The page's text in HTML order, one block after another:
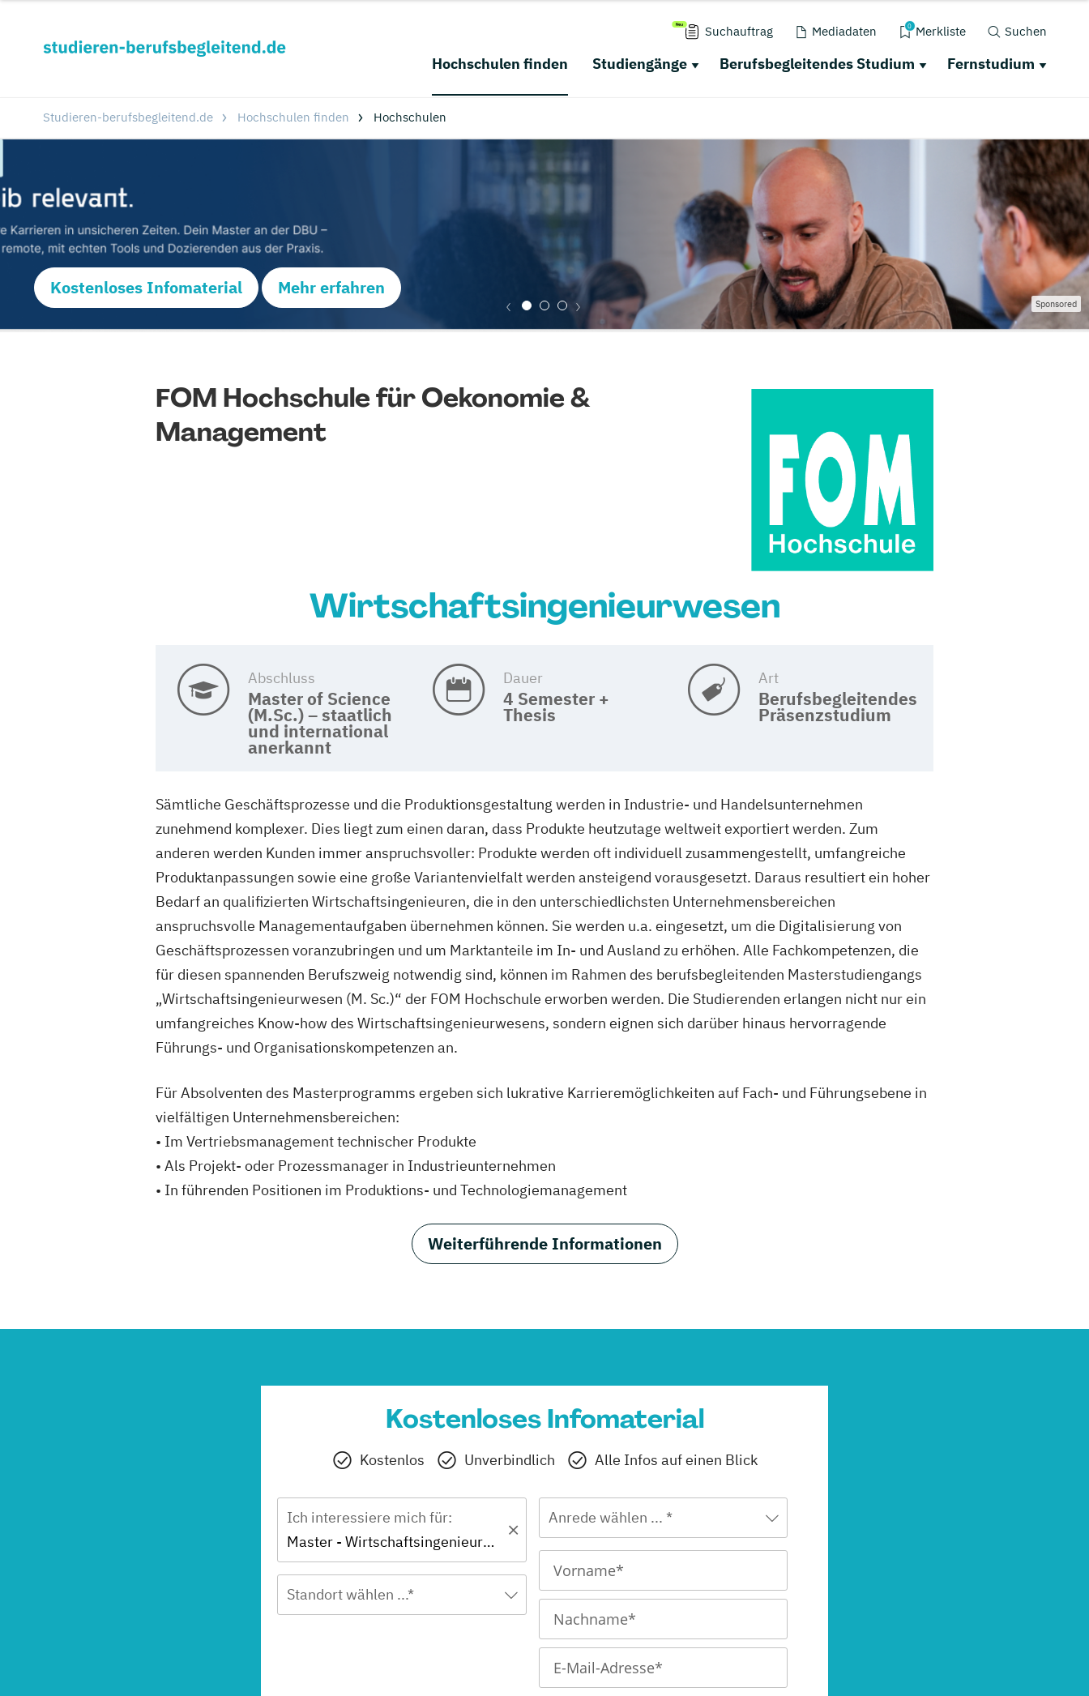
Suchauftrag Mediadaten 0 Merkliste Suchen
Hochschulen finden Studiengänge Berufsbegleitendes Studium Fernstudium
Studieren-berufsbegleitend.de Hochschulen finden Hochschulen
Kostenloses Infomaterial Mehr erfahren
Sponsored
FOM Hochschule für Oekonomie &
Management
Wirtschaftsingenieurwesen
Abschluss
Master of Science
(M.Sc.) – staatlich
und international
anerkannt
Dauer
4 Semester +
Thesis
Art
Berufsbegleitendes
Präsenzstudium
Sämtliche Geschäftsprozesse und die Produktionsgestaltung werden in Industrie- und Handelsunternehmen
zunehmend komplexer. Dies liegt zum einen daran, dass Produkte heutzutage weltweit exportiert werden. Zum
anderen werden Kunden immer anspruchsvoller: Produkte werden oft individuell zusammengestellt, umfangreiche
Produktanpassungen sowie eine große Variantenvielfalt werden ansteigend vorausgesetzt. Daraus resultiert ein hoher
Bedarf an qualifizierten Wirtschaftsingenieuren, die in den unterschiedlichsten Unternehmensbereichen
anspruchsvolle Managementaufgaben übernehmen können. Sie werden u.a. eingesetzt, um die Digitalisierung von
Geschäftsprozessen voranzubringen und um Marktanteile im In- und Ausland zu erhöhen. Alle Fachkompetenzen, die
für diesen spannenden Berufszweig notwendig sind, können im Rahmen des berufsbegleitenden Masterstudiengangs
„Wirtschaftsingenieurwesen (M. Sc.)“ der FOM Hochschule erworben werden. Die Studierenden erlangen nicht nur ein
umfangreiches Know-how des Wirtschaftsingenieurwesens, sondern eignen sich darüber hinaus hervorragende
Führungs- und Organisationskompetenzen an.
Für Absolventen des Masterprogramms ergeben sich lukrative Karrieremöglichkeiten auf Fach- und Führungsebene in
vielfältigen Unternehmensbereichen:
• Im Vertriebsmanagement technischer Produkte
• Als Projekt- oder Prozessmanager in Industrieunternehmen
• In führenden Positionen im Produktions- und Technologiemanagement
Weiterführende Informationen
Kostenloses Infomaterial
Kostenlos Unverbindlich Alle Infos auf einen Blick
Ich interessiere mich für:
Master - Wirtschaftsingenieurwesen
Standort wählen ...*
Anrede wählen ... *